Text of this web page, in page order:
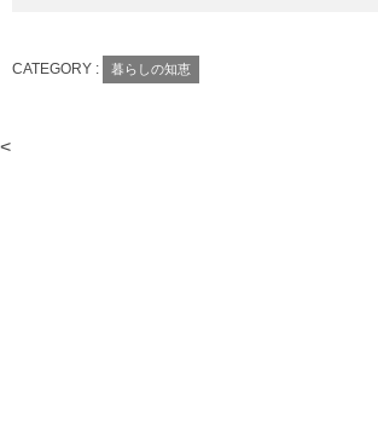
CATEGORY : 暮らしの知恵
<